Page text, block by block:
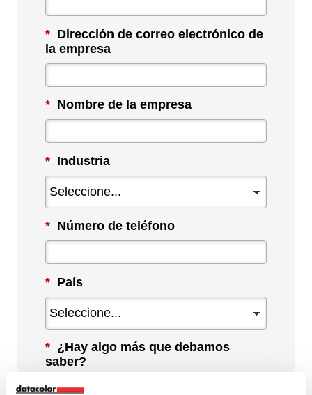
* Dirección de correo electrónico de
la empresa
* Nombre de la empresa
* Industria
* Número de teléfono
* País
* ¿Hay algo más que debamos
saber?